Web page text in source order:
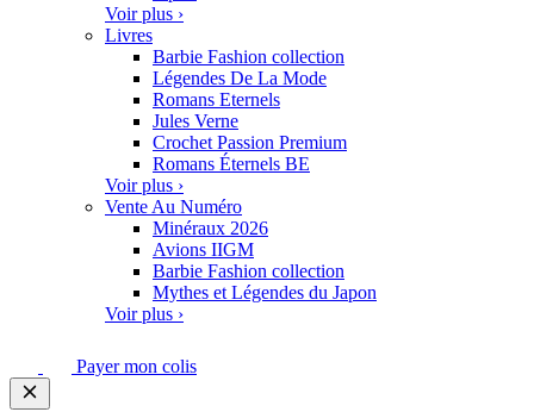
Voir plus ›
Livres
Barbie Fashion collection
Légendes De La Mode
Romans Eternels
Jules Verne
Crochet Passion Premium
Romans Éternels BE
Voir plus ›
Vente Au Numéro
Minéraux 2026
Avions IIGM
Barbie Fashion collection
Mythes et Légendes du Japon
Voir plus ›
Payer mon colis